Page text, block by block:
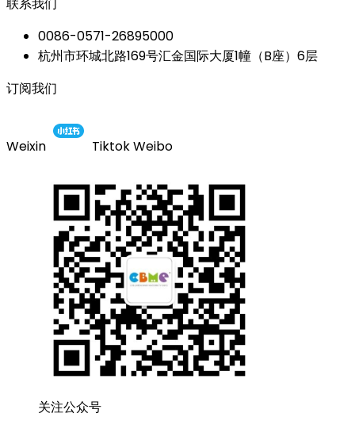
0086-0571-26895000
杭州市环城北路169号汇金国际大厦1幢（B座）6层
订阅我们
Weixin TiktokWeibo
关注公众号